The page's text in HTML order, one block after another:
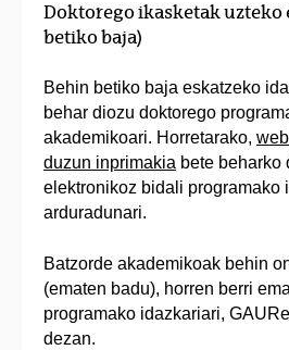
Doktorego ikasketak uzteko
betiko baja)
Behin betiko baja eskatzeko
behar diozu doktorego
akademikoari. Horretarako,
duzun inprimakia bete beharko
elektronikoz bidali programako
arduradunari.
Batzorde akademikoak behin
(ematen badu), horren berri
programako idazkariari,
dezan.